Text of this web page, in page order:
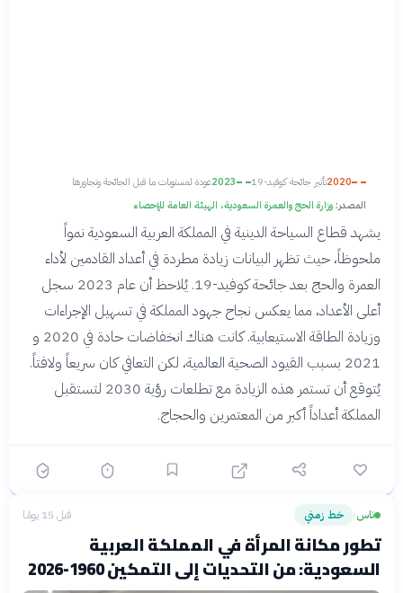
2020تأثير جائحة كوفيد-19 2023عودة لمستويات ما قبل الجائحة وتجاوزها
المصدر: وزارة الحج والعمرة السعودية، الهيئة العامة للإحصاء
يشهد قطاع السياحة الدينية في المملكة العربية السعودية نمواً
ملحوظاً، حيث تظهر البيانات زيادة مطردة في أعداد القادمين لأداء
العمرة والحج بعد جائحة كوفيد-19. يُلاحظ أن عام 2023 سجل
أعلى الأعداد، مما يعكس نجاح جهود المملكة في تسهيل الإجراءات
وزيادة الطاقة الاستيعابية. كانت هناك انخفاضات حادة في 2020 و
2021 بسبب القيود الصحية العالمية، لكن التعافي كان سريعاً ولافتاً.
يُتوقع أن تستمر هذه الزيادة مع تطلعات رؤية 2030 لتستقبل
المملكة أعداداً أكبر من المعتمرين والحجاج.
ناس› خط زمني قبل 15 يومًا
تطور مكانة المرأة في المملكة العربية
السعودية: من التحديات إلى التمكين 1960-2026